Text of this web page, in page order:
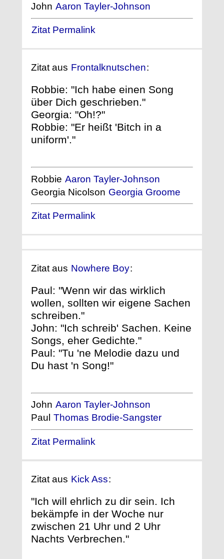
John Aaron Tayler-Johnson
Zitat Permalink
Zitat aus Frontalknutschen:
Robbie: "Ich habe einen Song
über Dich geschrieben."
Georgia: "Oh!?"
Robbie: "Er heißt 'Bitch in a
uniform'."
Robbie Aaron Tayler-Johnson
Georgia Nicolson Georgia Groome
Zitat Permalink
Zitat aus Nowhere Boy:
Paul: "Wenn wir das wirklich
wollen, sollten wir eigene Sachen
schreiben."
John: "Ich schreib' Sachen. Keine
Songs, eher Gedichte."
Paul: "Tu 'ne Melodie dazu und
Du hast 'n Song!"
John Aaron Tayler-Johnson
Paul Thomas Brodie-Sangster
Zitat Permalink
Zitat aus Kick Ass:
"Ich will ehrlich zu dir sein. Ich
bekämpfe in der Woche nur
zwischen 21 Uhr und 2 Uhr
Nachts Verbrechen."